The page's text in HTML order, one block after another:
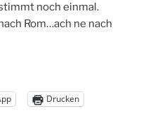
noch einmal.
Rom…ach ne nach
Drucken